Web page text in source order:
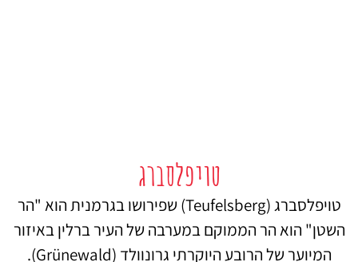
טויפלסברג
טויפלסברג (Teufelsberg) שפירושו בגרמנית הוא "הר
השטן" הוא הר הממוקם במערבה של העיר ברלין באיזור
המיוער של הרובע היוקרתי גרונוולד (Grünewald).